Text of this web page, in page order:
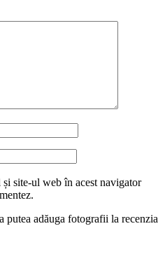
site-ul web în acest navigator
putea adăuga fotografii la recenzia